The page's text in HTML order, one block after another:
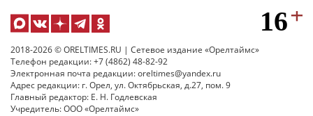
2018-2026 © ORELTIMES.RU | Сетевое издание «Орелтаймс»
Телефон редакции: +7 (4862) 48-82-92
Электронная почта редакции: oreltimes@yandex.ru
Адрес редакции: г. Орел, ул. Октябрьская, д.27, пом. 9
Главный редактор: Е. Н. Годлевская
Учредитель: ООО «Орелтаймс»